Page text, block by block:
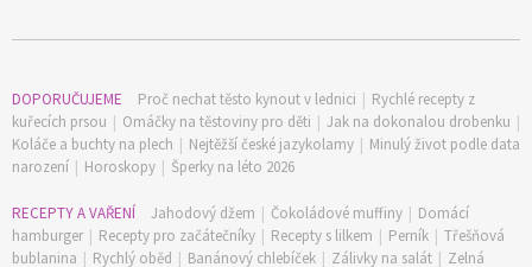
DOPORUČUJEME Proč nechat těsto kynout v lednici | Rychlé recepty z
kuřecích prsou | Omáčky na těstoviny pro děti | Jak na dokonalou drobenku |
Koláče a buchty na plech | Nejtěžší české jazykolamy | Minulý život podle data
narození | Horoskopy | Šperky na léto 2026
RECEPTY A VAŘENÍ Jahodový džem | Čokoládové muffiny | Domácí
hamburger | Recepty pro začátečníky | Recepty s lilkem | Perník | Třešňová
bublanina | Rychlý oběd | Banánový chlebíček | Zálivky na salát | Zelná